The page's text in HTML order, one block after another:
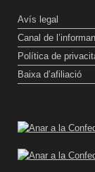
Avís legal
Canal de
Política de
Baixa d’afiliació